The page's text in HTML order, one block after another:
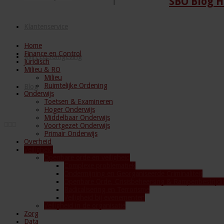
Mijn Leeromgeving
Blog
Home
Finance en Control
Juridisch
Milieu & RO
Milieu
Ruimtelijke Ordening
Onderwijs
Toetsen & Examineren
Hoger Onderwijs
Middelbaar Onderwijs
Voortgezet Onderwijs
Primair Onderwijs
Overheid
Zorg
Data